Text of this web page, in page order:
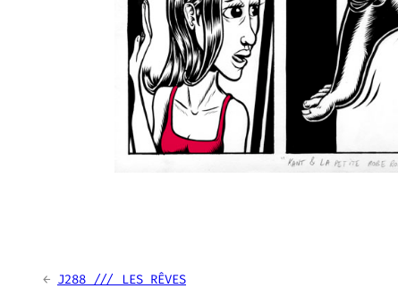
← J288 /// LES RÊVES